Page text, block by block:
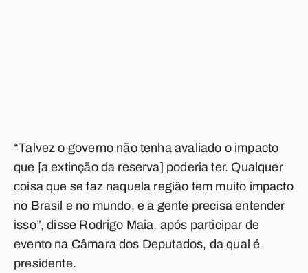
“Talvez o governo não tenha avaliado o impacto
que [a extinção da reserva] poderia ter. Qualquer
coisa que se faz naquela região tem muito impacto
no Brasil e no mundo, e a gente precisa entender
isso”, disse Rodrigo Maia, após participar de
evento na Câmara dos Deputados, da qual é
presidente.